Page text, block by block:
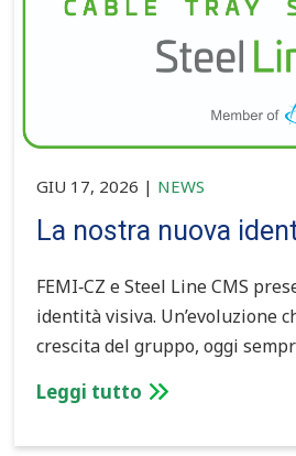
GIU 17, 2026 | NEWS
La nostra nuova
FEMI‑CZ e Steel Line CMS
identità visiva. Un’evoluzione
crescita del gruppo, oggi
Leggi tutto